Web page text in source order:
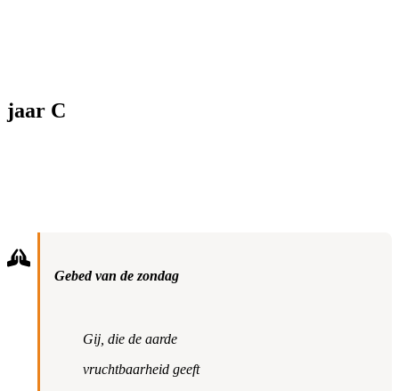
jaar C
Gebed van de zondag
Gij, die de aarde
vruchtbaarheid geeft